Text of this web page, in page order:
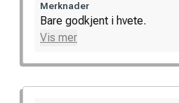
Merknader
Bare godkjent i hvete.
Vis mer